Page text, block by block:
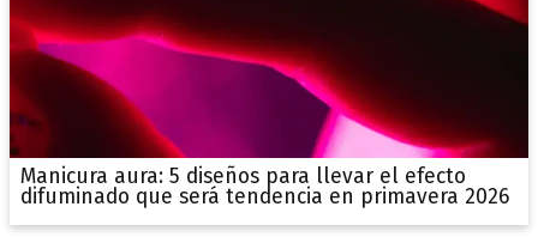
Manicura aura: 5 diseños para llevar el efecto
difuminado que será tendencia en primavera 2026